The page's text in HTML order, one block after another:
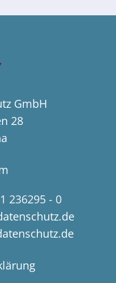
GmbH
28
236295 - 0